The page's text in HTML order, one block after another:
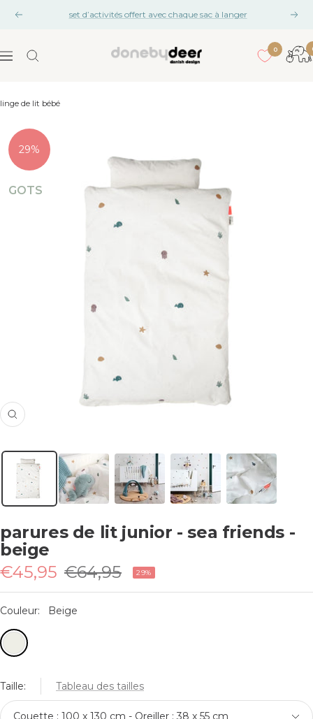
Précédent set d’activités offert avec chaque sac à langer
Navigation
Done
0
linge de lit bébé
29%
GOTS
Zoom
parures de lit junior - sea friends -
beige
Prix
de
vente
€45,95 Prix
normal
€64,95 29%
Couleur: Beige
Taille: Tableau des tailles
Couette : 100 x 130 cm - Oreiller : 38 x 55 cm